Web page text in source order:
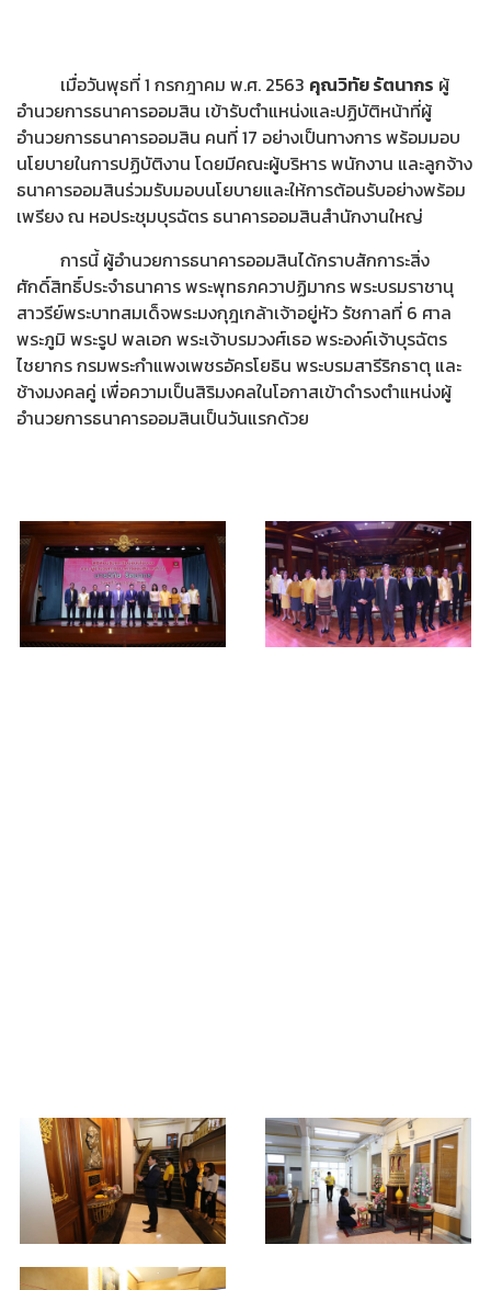
เมื่อวันพุธที่ 1 กรกฎาคม พ.ศ. 2563 คุณวิทัย รัตนากร ผู้
อำนวยการธนาคารออมสิน เข้ารับตำแหน่งและปฏิบัติหน้าที่ผู้
อำนวยการธนาคารออมสิน คนที่ 17 อย่างเป็นทางการ พร้อมมอบ
นโยบายในการปฏิบัติงาน โดยมีคณะผู้บริหาร พนักงาน และลูกจ้าง
ธนาคารออมสินร่วมรับมอบนโยบายและให้การต้อนรับอย่างพร้อม
เพรียง ณ หอประชุมบุรฉัตร ธนาคารออมสินสำนักงานใหญ่
การนี้ ผู้อำนวยการธนาคารออมสินได้กราบสักการะสิ่ง
ศักดิ์สิทธิ์ประจำธนาคาร พระพุทธภควาปฏิมากร พระบรมราชานุ
สาวรีย์พระบาทสมเด็จพระมงกุฎเกล้าเจ้าอยู่หัว รัชกาลที่ 6 ศาล
พระภูมิ พระรูป พลเอก พระเจ้าบรมวงศ์เธอ พระองค์เจ้าบุรฉัตร
ไชยากร กรมพระกำแพงเพชรอัครโยธิน พระบรมสารีริกธาตุ และ
ช้างมงคลคู่ เพื่อความเป็นสิริมงคลในโอกาสเข้าดำรงตำแหน่งผู้
อำนวยการธนาคารออมสินเป็นวันแรกด้วย